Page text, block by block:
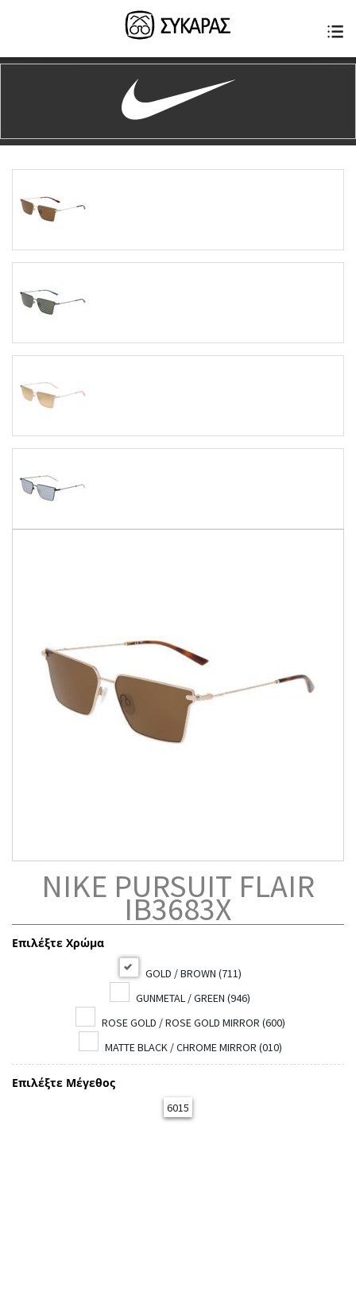
NIKE PURSUIT FLAIR
IB3683X
Επιλέξτε Χρώμα
GOLD / BROWN (711)
GUNMETAL / GREEN (946)
ROSE GOLD / ROSE GOLD MIRROR (600)
MATTE BLACK / CHROME MIRROR (010)
Επιλέξτε Μέγεθος
6015